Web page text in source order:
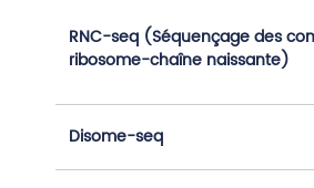
RNC-seq (Séquençage des
ribosome-chaîne naissante)
Disome-seq